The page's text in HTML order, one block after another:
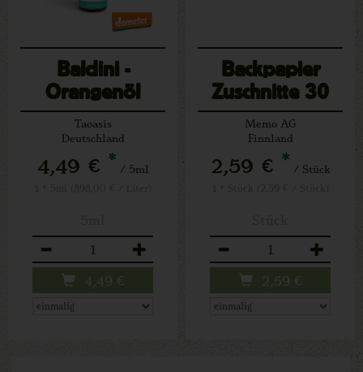
Baldini -
Orangenöl
Taoasis
Deutschland
4,49 € * / 5ml
4,49 €
Backpapier
Zuschnitte 30
Bögen
Memo AG
Finnland
2,59 € * / Stück
2,59 €